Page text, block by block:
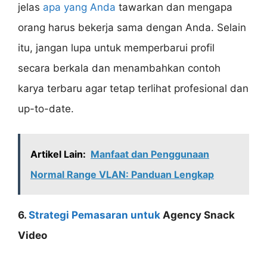
jelas apa yang Anda tawarkan dan mengapa
orang harus bekerja sama dengan Anda. Selain
itu, jangan lupa untuk memperbarui profil
secara berkala dan menambahkan contoh
karya terbaru agar tetap terlihat profesional dan
up-to-date.
Artikel Lain: Manfaat dan Penggunaan
Normal Range VLAN: Panduan Lengkap
6. Strategi Pemasaran untuk Agency Snack
Video